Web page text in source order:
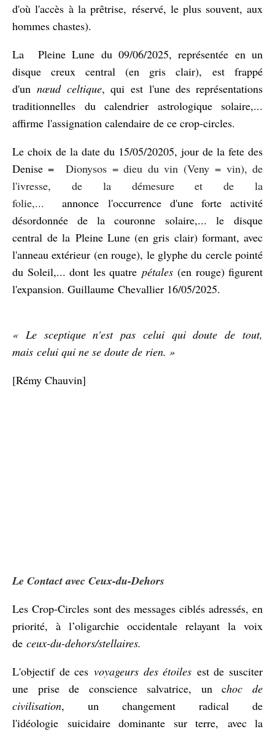
d'où l'accèsà la prêtrise, réservé, le plus souvent, aux
hommes chastes).
La Pleine Lune du 09/06/2025, représentée en un
disque creux central (en gris clair), est frappé
d'unnœud celtique, qui est l'une des représentations
traditionnelles du calendrier astrologique solaire,...
affirme l'assignation calendaire de ce crop-circles.
Le choix de la date du 15/05/20205, jour de la fete des
Denise =
Dionysos = dieu du vin (Veny = vin), de
l'ivresse, de la démesure et de la
folie,...annonce l'occurrence d'une forte activité
désordonnée de la couronne solaire,... le disque
central de la Pleine Lune (en gris clair) formant, avec
l'anneau extérieur (en rouge), le glyphe du cercle pointé
du Soleil,... dont les quatre pétales(en rouge) figurent
l'expansion. Guillaume Chevallier 16/05/2025.
« Le sceptique n'est pas celui qui doute de tout,
mais celui qui ne se doute de rien. »
[Rémy Chauvin]
Le Contact avec Ceux-du-Dehors
Les Crop-Circles sont des messages ciblés adressés, en
priorité, à l’oligarchie occidentale relayant la voix
de ceux-du-dehors/stellaires.
L'objectif de ces voyageurs des étoiles est de susciter
une prise de conscience salvatrice, un choc de
civilisation, un changement radical de
l'idéologie suicidaire dominante sur terre, avec la